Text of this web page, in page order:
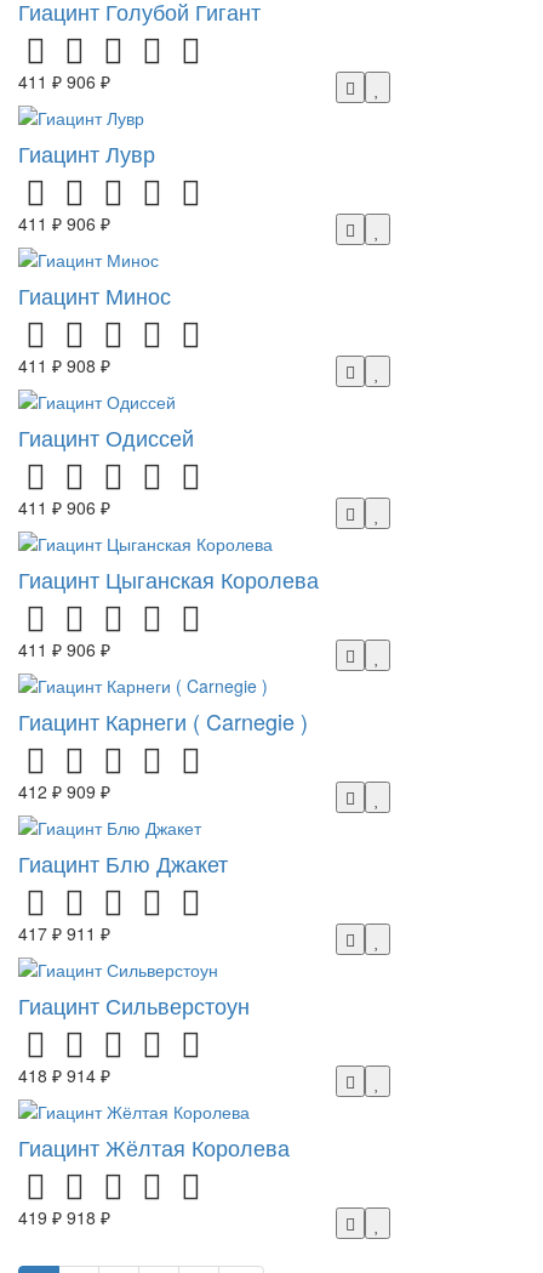
Гиацинт Голубой Гигант
411 ₽ 906 ₽
Гиацинт Лувр
411 ₽ 906 ₽
Гиацинт Минос
411 ₽ 908 ₽
Гиацинт Одиссей
411 ₽ 906 ₽
Гиацинт Цыганская Королева
411 ₽ 906 ₽
Гиацинт Карнеги ( Carnegie )
412 ₽ 909 ₽
Гиацинт Блю Джакет
417 ₽ 911 ₽
Гиацинт Сильверстоун
418 ₽ 914 ₽
Гиацинт Жёлтая Королева
419 ₽ 918 ₽